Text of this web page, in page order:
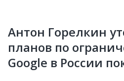
Антон Горелкин
планов по
Google в России